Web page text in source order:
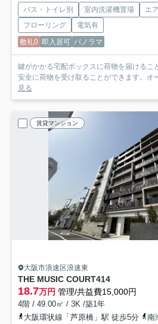
バス・トイレ別 室内洗濯機置場 エ
フローリング
電気有
敷礼0 即入居可 パノラマ
鍵がかかる宅配ボックスに荷物を届けるこ
安全に荷物を受け取ることができます。オ
見る
賃貸マンション
大阪市浪速区浪速東
THE MUSIC COURT414
18.7万円 管理/共益費15,000円
4階 / 49.00㎡ / 3K /築1年
大阪環状線「芦原橋」駅 徒歩5分
南